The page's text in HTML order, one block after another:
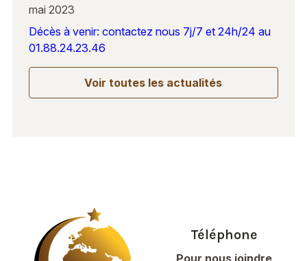
mai 2023
Décès à venir: contactez nous 7j/7 et 24h/24 au
01.88.24.23.46
Voir toutes les actualités
Téléphone
Pour nous joindre